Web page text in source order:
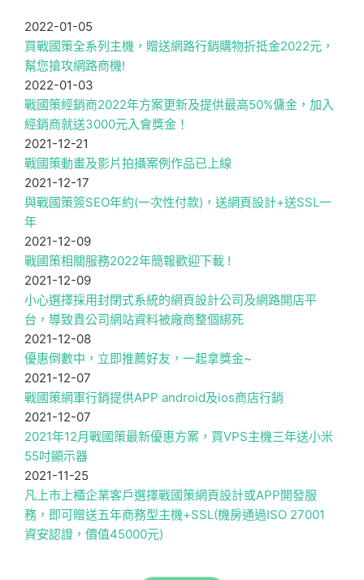
2022-01-05
買戰國策全系列主機，贈送網路行銷購物折抵金2022元，
幫您搶攻網路商機!
2022-01-03
戰國策經銷商2022年方案更新及提供最高50%傭金，加入
經銷商就送3000元入會獎金！
2021-12-21
戰國策動畫及影片拍攝案例作品已上線
2021-12-17
與戰國策簽SEO年約(一次性付款)，送網頁設計+送SSL一
年
2021-12-09
戰國策相關服務2022年簡報歡迎下載 !
2021-12-09
小心選擇採用封閉式系統的網頁設計公司及網路開店平
台，導致貴公司網站資料被廠商整個綁死
2021-12-08
優惠倒數中，立即推薦好友，一起拿獎金~
2021-12-07
戰國策網軍行銷提供APP android及ios商店行銷
2021-12-07
2021年12月戰國策最新優惠方案，買VPS主機三年送小米
55吋顯示器
2021-11-25
凡上市上櫃企業客戶選擇戰國策網頁設計或APP開發服
務，即可贈送五年商務型主機+SSL(機房通過ISO 27001
資安認證，價值45000元)